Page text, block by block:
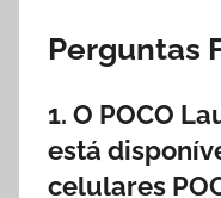
Perguntas
1. O POCO
está
celulares